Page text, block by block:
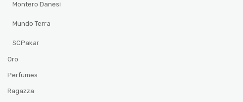
Montero Danesi
Mundo Terra
SCPakar
Oro
Perfumes
Ragazza